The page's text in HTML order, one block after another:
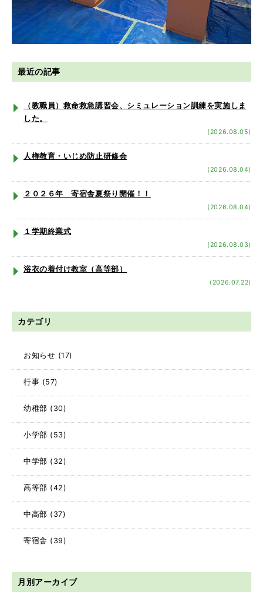
最近の記事
（教職員）救命救急講習会、シミュレーション訓練を実施しま
した。
(2026.08.05)
人権教育・いじめ防止研修会
(2026.08.04)
２０２６年 寄宿舎夏祭り開催！！
(2026.08.04)
１学期終業式
(2026.08.03)
浴衣の着付け教室（高等部）
(2026.07.22)
カテゴリ
お知らせ (17)
行事 (57)
幼稚部 (30)
小学部 (53)
中学部 (32)
高等部 (42)
中高部 (37)
寄宿舎 (39)
月別アーカイブ